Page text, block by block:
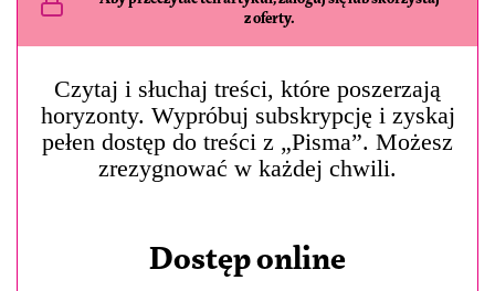
z oferty.
Czytaj i słuchaj treści, które poszerzają
horyzonty. Wypróbuj subskrypcję i zyskaj
pełen dostęp do treści z „Pisma”. Możesz
zrezygnować w każdej chwili.
Dostęp online